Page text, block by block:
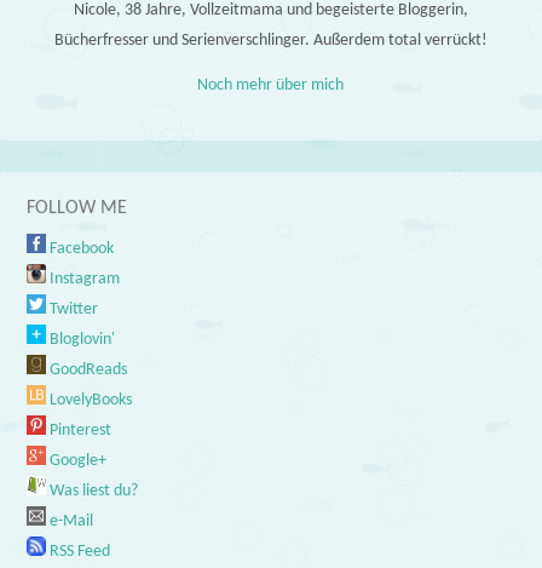
Nicole, 38 Jahre, Vollzeitmama und begeisterte Bloggerin,
Bücherfresser und Serienverschlinger. Außerdem total verrückt!
Noch mehr über mich
FOLLOW ME
Facebook
Instagram
Twitter
Bloglovin'
GoodReads
LovelyBooks
Pinterest
Google+
Was liest du?
e-Mail
RSS Feed